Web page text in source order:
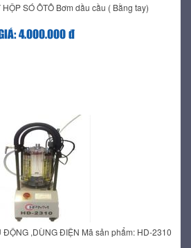
SÓ ÔTÔ Bơm dầu cầu ( Bằng tay)
4.000.000 đ
ĐỘNG ,DÙNG ĐIỆN Mã sản phẩm: HD-2310